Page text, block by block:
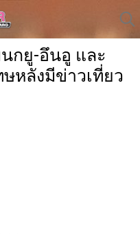
กยู-อึนอู และ
หลังมีข่าวเที่ยว